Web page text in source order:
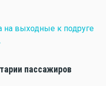
на выходные к подруге
пассажиров